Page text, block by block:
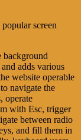
screen
background
adds various
website operable
navigate the
operate
with Esc, trigger
between radio
and fill them in